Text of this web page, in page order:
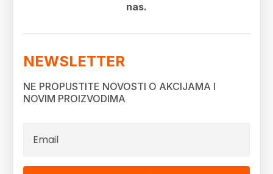
nas.
NEWSLETTER
NE PROPUSTITE NOVOSTI O AKCIJAMA I
NOVIM PROIZVODIMA